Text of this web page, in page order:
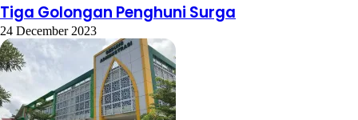
Tiga Golongan Penghuni Surga
24 December 2023